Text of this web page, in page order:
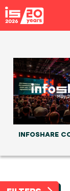
INFOSHARE